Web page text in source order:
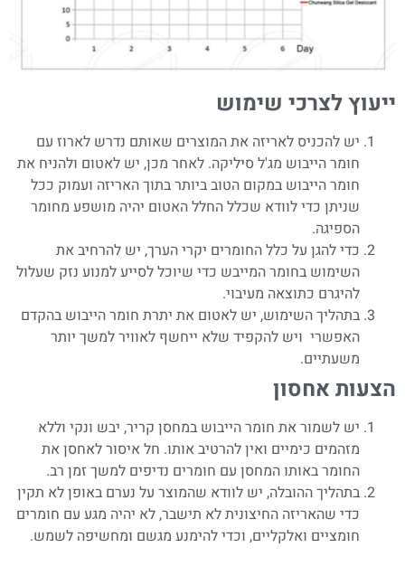
ייעוץ לצרכי שימוש
יש להכניס לאריזה את המוצרים שאותם נדרש לארוז עם
חומר הייבוש מג'ל סיליקה. לאחר מכן, יש לאטום ולהניח את
חומר הייבוש במקום הטוב ביותר בתוך האריזה ועמוק ככל
שניתן כדי לוודא שכלל החלל האטום יהיה מושפע מחומר
הספיגה.
כדי להגן על כלל החומרים יקרי הערך, יש להרחיב את
השימוש בחומר המייבש כדי שיוכל לסייע למנוע נזק שעלול
להיגרם כתוצאה מעיבוי.
בתהליך השימוש, יש לאטום את יתרת חומר הייבוש בהקדם
האפשרי ויש להקפיד שלא ייחשף לאוויר למשך יותר
משעתיים.
הצעות אחסון
יש לשמור את חומר הייבוש במחסן קריר, יבש ונקי וללא
מזהמים כימיים ואין להרטיב אותו. חל איסור לאחסן את
החומר באותו המחסן עם חומרים נדיפים למשך זמן רב.
בתהליך ההובלה, יש לוודא שהמוצר על נערם באופן לא תקין
כדי שהאריזה החיצונית לא תישבר, לא יהיה מגע עם חומרים
חומציים ואלקליים, וכדי להימנע מגשם ומחשיפה לשמש.